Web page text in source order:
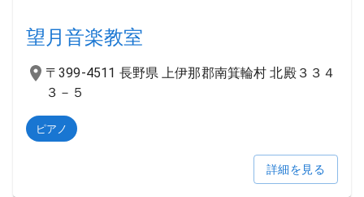
望月音楽教室
〒399-4511 長野県 上伊那郡南箕輪村 北殿３３４
３－５
ピアノ
詳細を見る